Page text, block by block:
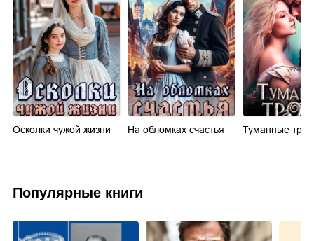
Осколки чужой жизни На обломках счастья Туманные
Популярные книги